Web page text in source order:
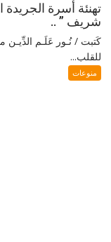
تهنئة أسرة الجريدة
شريف ” ..
كَتبت / نُـور عَلَـم الدِّيـن
للقلب...
منوعات